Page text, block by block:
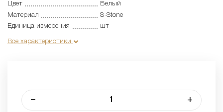
Цвет
Белый
Материал
S-Stone
Единица измерения
шт
Все характеристики
– +